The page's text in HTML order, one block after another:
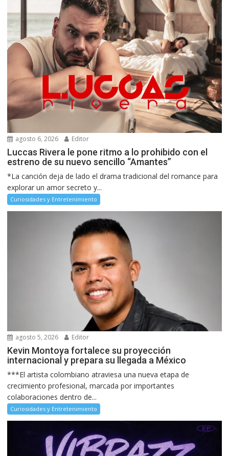
agosto 6, 2026 Editor
Luccas Rivera le pone ritmo a lo prohibido con el
estreno de su nuevo sencillo “Amantes”
*La canción deja de lado el drama tradicional del romance para
explorar un amor secreto y...
Curiosidades y Entretenimiento
agosto 5, 2026 Editor
Kevin Montoya fortalece su proyección
internacional y prepara su llegada a México
***El artista colombiano atraviesa una nueva etapa de
crecimiento profesional, marcada por importantes
colaboraciones dentro de...
Curiosidades y Entretenimiento